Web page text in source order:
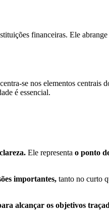
financeiras. Ele abrange
se nos elementos
é essencial.
Ele representa o ponto
importantes, tanto no curto
alcançar os objetivos